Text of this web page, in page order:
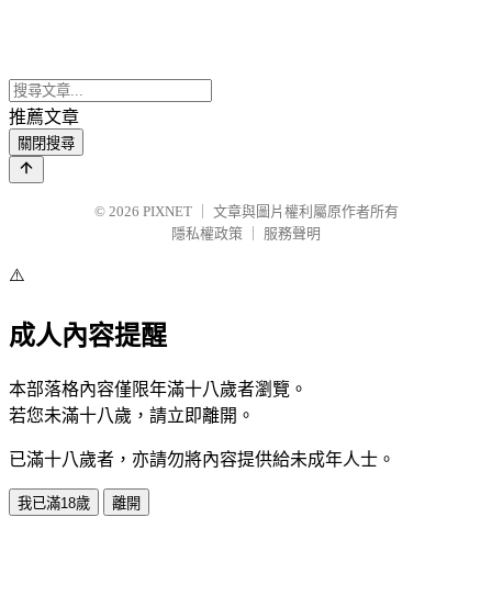
推薦文章
關閉搜尋
© 2026 PIXNET
文章與圖片權利屬原作者所有
隱私權政策
服務聲明
⚠️
成人內容提醒
本部落格內容僅限年滿十八歲者瀏覽。
若您未滿十八歲，請立即離開。
已滿十八歲者，亦請勿將內容提供給未成年人士。
我已滿18歲 離開